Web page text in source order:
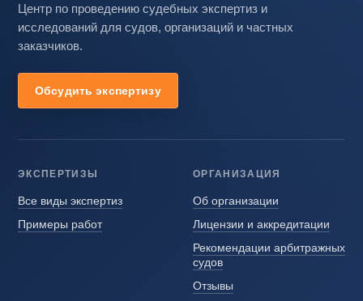
Центр по проведению судебных экспертиз и
исследований для судов, организаций и частных
заказчиков.
Обсудить экспертизу
ЭКСПЕРТИЗЫ
Все виды экспертиз
Примеры работ
ОРГАНИЗАЦИЯ
Об организации
Лицензии и аккредитации
Рекомендации арбитражных
судов
Отзывы